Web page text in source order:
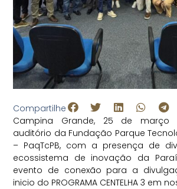
Compartilhe
Campina Grande, 25 de março
auditório da Fundação Parque
– PaqTcPB, com a presença de
ecossistema de inovação da
evento de conexão para a
inicio do PROGRAMA CENTELHA 3 em